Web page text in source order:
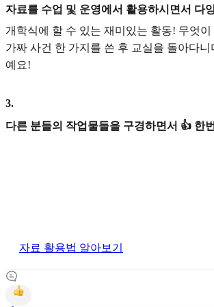
자료를 수업 및 운영에서 활용하시면서 다
개학식에 할 수 있는 재미있는 활동! 무엇
가짜 사건 한 가지를 쓴 후 교실을 돌아다
예요!
3.
다른 분들의 작업물들을 구경하면서 👍 한
자료 활용법 알아보기